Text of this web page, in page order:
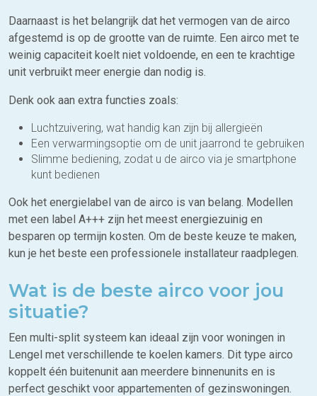
Daarnaast is het belangrijk dat het vermogen van de airco
afgestemd is op de grootte van de ruimte. Een airco met te
weinig capaciteit koelt niet voldoende, en een te krachtige
unit verbruikt meer energie dan nodig is.
Denk ook aan extra functies zoals:
Luchtzuivering, wat handig kan zijn bij allergieën
Een verwarmingsoptie om de unit jaarrond te gebruiken
Slimme bediening, zodat u de airco via je smartphone
kunt bedienen
Ook het energielabel van de airco is van belang. Modellen
met een label A+++ zijn het meest energiezuinig en
besparen op termijn kosten. Om de beste keuze te maken,
kun je het beste een professionele installateur raadplegen.
Wat is de beste airco voor jou
situatie?
Een multi-split systeem kan ideaal zijn voor woningen in
Lengel met verschillende te koelen kamers. Dit type airco
koppelt één buitenunit aan meerdere binnenunits en is
perfect geschikt voor appartementen of gezinswoningen.